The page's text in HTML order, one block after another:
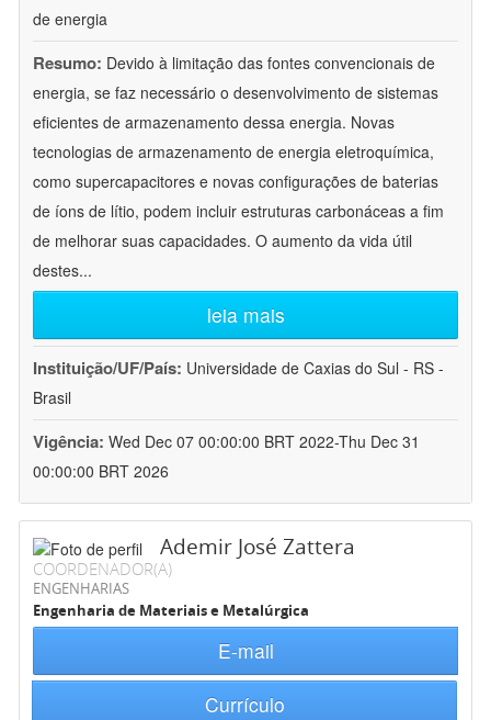
de energia
Resumo: Devido à limitação das fontes convencionais de
energia, se faz necessário o desenvolvimento de sistemas
eficientes de armazenamento dessa energia. Novas
tecnologias de armazenamento de energia eletroquímica,
como supercapacitores e novas configurações de baterias
de íons de lítio, podem incluir estruturas carbonáceas a fim
de melhorar suas capacidades. O aumento da vida útil
destes...
leia mais
Instituição/UF/País: Universidade de Caxias do Sul - RS -
Brasil
Vigência: Wed Dec 07 00:00:00 BRT 2022-Thu Dec 31
00:00:00 BRT 2026
Ademir José Zattera
COORDENADOR(A)
ENGENHARIAS
Engenharia de Materiais e Metalúrgica
E-mail
Currículo